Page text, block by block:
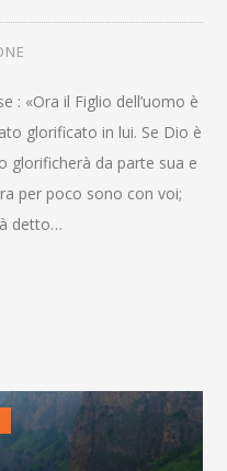
: «Ora il Figlio dell’uomo è
glorificato in lui. Se Dio è
glorificherà da parte sua e
per poco sono con voi;
detto…